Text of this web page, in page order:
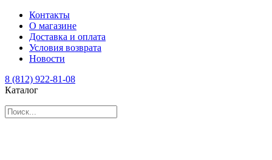
Контакты
О магазине
Доставка и оплата
Условия возврата
Новости
8 (812) 922-81-08
Каталог